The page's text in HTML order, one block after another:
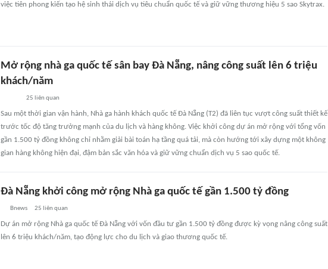
việc tiên phong kiến tạo hệ sinh thái dịch vụ tiêu chuẩn quốc tế và giữ vững thương hiệu 5 sao Skytrax.
Mở rộng nhà ga quốc tế sân bay Đà Nẵng, nâng công suất lên 6 triệu
khách/năm
25 liên quan
Sau một thời gian vận hành, Nhà ga hành khách quốc tế Đà Nẵng (T2) đã liên tục vượt công suất thiết kế
trước tốc độ tăng trưởng mạnh của du lịch và hàng không. Việc khởi công dự án mở rộng với tổng vốn
gần 1.500 tỷ đồng không chỉ nhằm giải bài toán hạ tầng quá tải, mà còn hướng tới xây dựng một không
gian hàng không hiện đại, đậm bản sắc văn hóa và giữ vững chuẩn dịch vụ 5 sao quốc tế.
Đà Nẵng khởi công mở rộng Nhà ga quốc tế gần 1.500 tỷ đồng
Bnews 25 liên quan
Dự án mở rộng Nhà ga quốc tế Đà Nẵng với vốn đầu tư gần 1.500 tỷ đồng được kỳ vọng nâng công suất
lên 6 triệu khách/năm, tạo động lực cho du lịch và giao thương quốc tế.